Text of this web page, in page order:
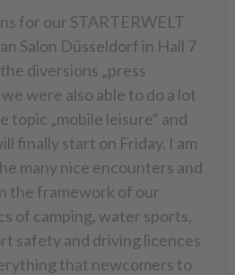
for our STARTERWELT
Salon Düsseldorf in Hall 7
diversions „press
were also able to do a lot
„mobile leisure“ and
finally start on Friday. I am
many nice encounters and
the framework of our
of camping, water sports,
safety and driving licences
that newcomers to